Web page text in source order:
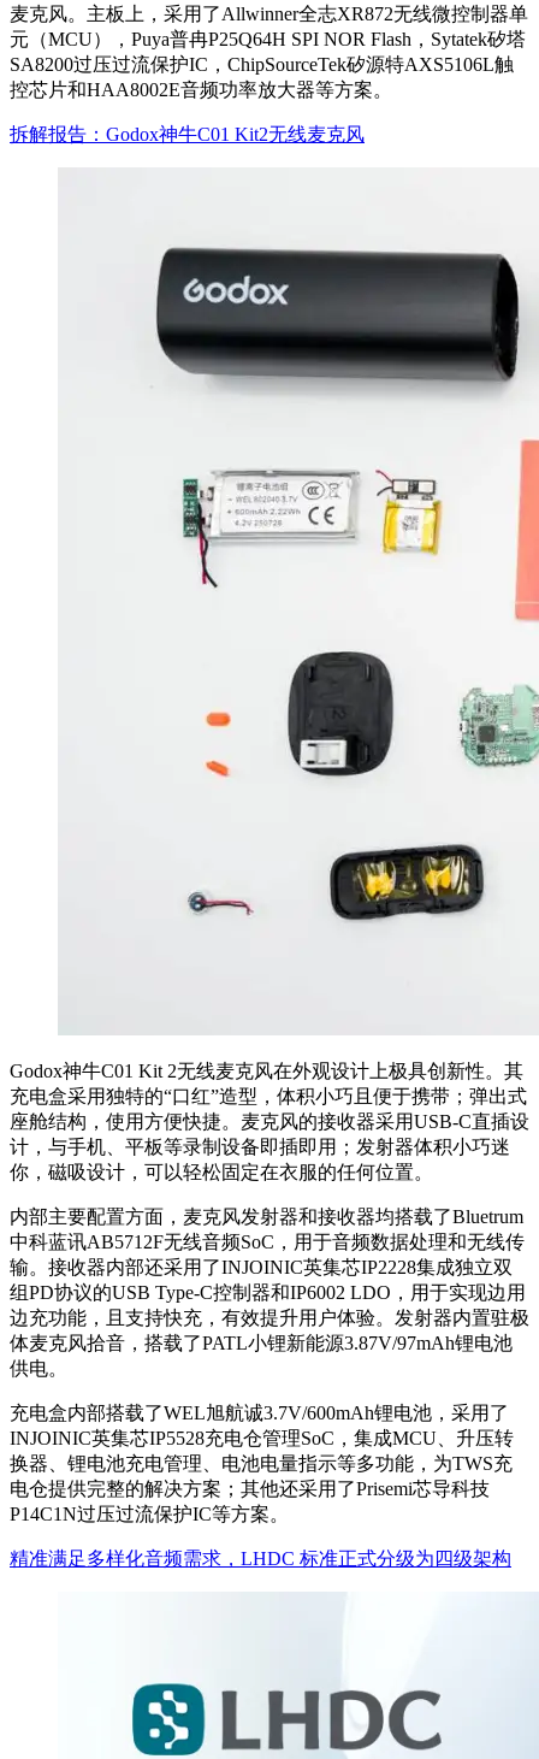
麦克风。主板上，采用了Allwinner全志XR872无线微控制器单
元（MCU），Puya普冉P25Q64H SPI NOR Flash，Sytatek矽塔
SA8200过压过流保护IC，ChipSourceTek矽源特AXS5106L触
控芯片和HAA8002E音频功率放大器等方案。
拆解报告：Godox神牛C01 Kit2无线麦克风
Godox神牛C01 Kit 2无线麦克风在外观设计上极具创新性。其
充电盒采用独特的“口红”造型，体积小巧且便于携带；弹出式
座舱结构，使用方便快捷。麦克风的接收器采用USB-C直插设
计，与手机、平板等录制设备即插即用；发射器体积小巧迷
你，磁吸设计，可以轻松固定在衣服的任何位置。
内部主要配置方面，麦克风发射器和接收器均搭载了Bluetrum
中科蓝讯AB5712F无线音频SoC，用于音频数据处理和无线传
输。接收器内部还采用了INJOINIC英集芯IP2228集成独立双
组PD协议的USB Type-C控制器和IP6002 LDO，用于实现边用
边充功能，且支持快充，有效提升用户体验。发射器内置驻极
体麦克风拾音，搭载了PATL小锂新能源3.87V/97mAh锂电池
供电。
充电盒内部搭载了WEL旭航诚3.7V/600mAh锂电池，采用了
INJOINIC英集芯IP5528充电仓管理SoC，集成MCU、升压转
换器、锂电池充电管理、电池电量指示等多功能，为TWS充
电仓提供完整的解决方案；其他还采用了Prisemi芯导科技
P14C1N过压过流保护IC等方案。
精准满足多样化音频需求，LHDC 标准正式分级为四级架构